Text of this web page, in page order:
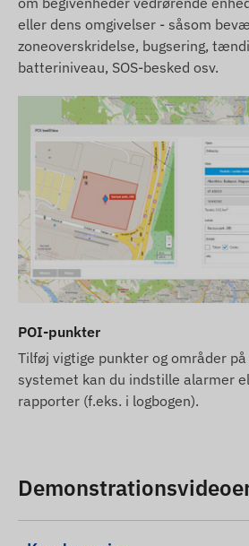
eller dens omgivelser - såsom
zoneoverskridelse, bugsering,
batteriniveau, SOS-besked osv.
POI-punkter
Tilføj vigtige punkter og områder
systemet kan du indstille alarmer
rapporter (f.eks. i logbogen).